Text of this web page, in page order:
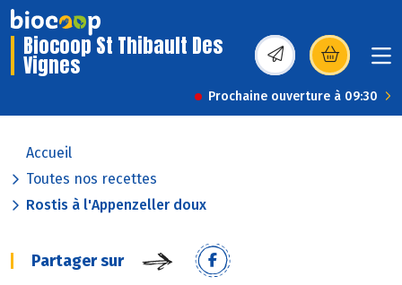
Biocoop St Thibault Des
Vignes (s’ouvre dans une
Prochaine ouverture à 09:30
Accueil
Toutes nos recettes
Rostis à l'Appenzeller doux
Partager sur